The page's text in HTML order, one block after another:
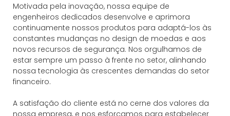
Motivada pela inovação, nossa equipe de
engenheiros dedicados desenvolve e aprimora
continuamente nossos produtos para adaptá-los às
constantes mudanças no design de moedas e aos
novos recursos de segurança. Nos orgulhamos de
estar sempre um passo à frente no setor, alinhando
nossa tecnologia às crescentes demandas do setor
financeiro.
A satisfação do cliente está no cerne dos valores da
nossa empresa, e nos esforçamos para estabelecer